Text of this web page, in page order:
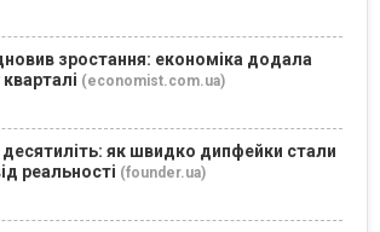
зростання: економіка додала
(economist.com.ua)
десятиліть: як швидко дипфейки стали
реальності (founder.ua)